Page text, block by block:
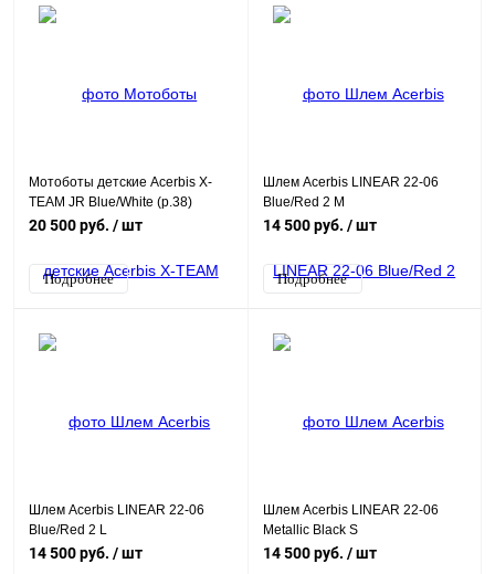
Мотоботы детские Acerbis X-
TEAM JR Blue/White (р.38)
20 500 руб. / шт
Подробнее
Шлем Acerbis LINEAR 22-06
Blue/Red 2 M
14 500 руб. / шт
Подробнее
Шлем Acerbis LINEAR 22-06
Blue/Red 2 L
14 500 руб. / шт
Шлем Acerbis LINEAR 22-06
Metallic Black S
14 500 руб. / шт